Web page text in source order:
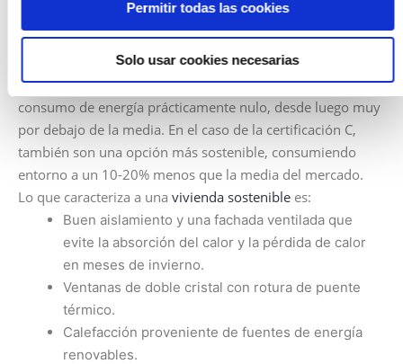
Permitir todas las cookies
Solo usar cookies necesarias
consumo de energía prácticamente nulo, desde luego muy
por debajo de la media. En el caso de la certificación C,
también son una opción más sostenible, consumiendo
entorno a un 10-20% menos que la media del mercado.
Lo que caracteriza a una vivienda sostenible es:
Buen aislamiento y una fachada ventilada que
evite la absorción del calor y la pérdida de calor
en meses de invierno.
Ventanas de doble cristal con rotura de puente
térmico.
Calefacción proveniente de fuentes de energía
renovables.